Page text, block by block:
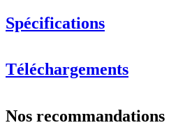
Spécifications
Numéro de produit440095
Poids (kg)3
Téléchargements
Nos recommandations